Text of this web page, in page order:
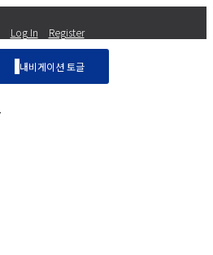
Log In Register
내비게이션 토글